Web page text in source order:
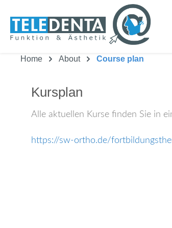
Home About Course plan
Kursplan
Alle aktuellen Kurse finden Sie in
https://sw-ortho.de/